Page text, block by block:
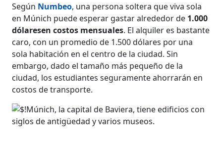
Según Numbeo, una persona soltera que viva sola
en Múnich puede esperar gastar alrededor de 1.000
dólaresen costos mensuales. El alquiler es bastante
caro, con un promedio de 1.500 dólares por una
sola habitación en el centro de la ciudad. Sin
embargo, dado el tamaño más pequeño de la
ciudad, los estudiantes seguramente ahorrarán en
costos de transporte.